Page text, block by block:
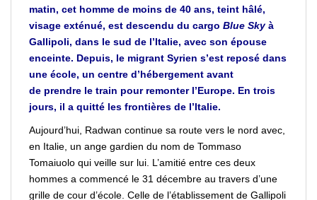
matin, cet homme de moins de 40 ans, teint hâlé,
visage exténué, est descendu du cargo Blue Sky à
Gallipoli, dans le sud de l’Italie, avec son épouse
enceinte. Depuis, le migrant Syrien s’est reposé dans
une école, un centre d’hébergement avant
de prendre le train pour remonterl’Europe. En trois
jours, il a quitté les frontières de l’Italie.
Aujourd’hui, Radwan continue sa route vers le nord avec,
en Italie, un ange gardien du nom de Tommaso
Tomaiuolo qui veille sur lui. L’amitié entre ces deux
hommes a commencé le 31 décembre au travers d’une
grille de cour d’école. Celle de l’établissement de Gallipoli